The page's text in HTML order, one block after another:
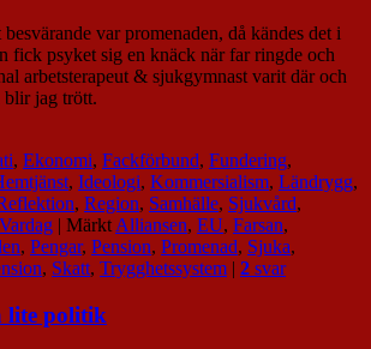
var promenaden, då kändes det i
fick psyket sig en knäck när far ringde och
arbetsterapeut & sjukgymnast varit där och
jag trött.
, Ekonomi, Fackförbund, Fundering,
, Ideologi, Kommersialism, Ländrygg,
, Region, Samhälle, Sjukvård,
Vardag | Märkt Alliansen, EU, Farsan,
, Pengar, Pension, Promenad, Sjuka,
, Skatt, Trygghetssystem | 2 svar
lite politik